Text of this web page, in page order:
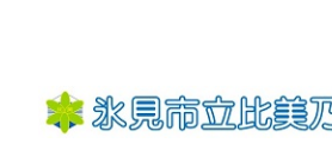
content